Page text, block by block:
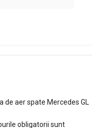
de aer spate Mercedes GL
obligatorii sunt